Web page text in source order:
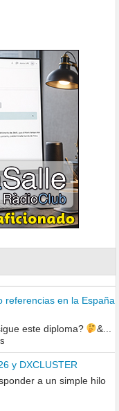
referencias en la España
este diploma?
&...
y DXCLUSTER
a un simple hilo